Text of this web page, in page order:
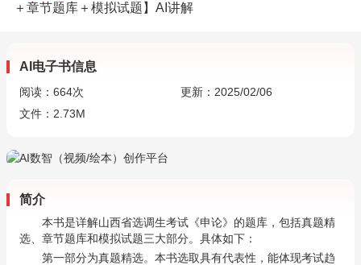
＋章节题库＋模拟试题】AI讲解
AI电子书信息
阅读： 664次
更新：2025/02/06
文件：2.73M
简介
本书是详解山西省选调生考试《申论》的题库，包括真题精
选、章节题库和模拟试题三大部分。具体如下：
第一部分为真题精选。本书选取具有代表性，能体现考试趋